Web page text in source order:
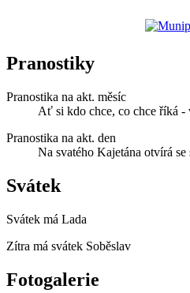
Pranostiky
Pranostika na akt. měsíc
Ať si kdo chce, co chce říká -
Pranostika na akt. den
Na svatého Kajetána otvírá se
Svátek
Svátek má Lada
Zítra má svátek Soběslav
Fotogalerie